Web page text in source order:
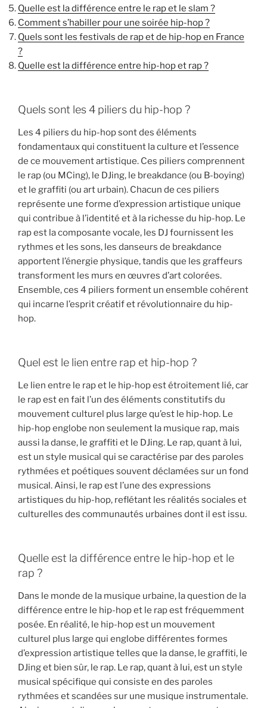
Quelle est la différence entre le rap et le slam ?
Comment s’habiller pour une soirée hip-hop ?
Quels sont les festivals de rap et de hip-hop en France
?
Quelle est la différence entre hip-hop et rap ?
Quels sont les 4 piliers du hip-hop ?
Les 4 piliers du hip-hop sont des éléments
fondamentaux qui constituent la culture et l’essence
de ce mouvement artistique. Ces piliers comprennent
le rap (ou MCing), le DJing, le breakdance (ou B-boying)
et le graffiti (ou art urbain). Chacun de ces piliers
représente une forme d’expression artistique unique
qui contribue à l’identité et à la richesse du hip-hop. Le
rap est la composante vocale, les DJ fournissent les
rythmes et les sons, les danseurs de breakdance
apportent l’énergie physique, tandis que les graffeurs
transforment les murs en œuvres d’art colorées.
Ensemble, ces 4 piliers forment un ensemble cohérent
qui incarne l’esprit créatif et révolutionnaire du hip-
hop.
Quel est le lien entre rap et hip-hop ?
Le lien entre le rap et le hip-hop est étroitement lié, car
le rap est en fait l’un des éléments constitutifs du
mouvement culturel plus large qu’est le hip-hop. Le
hip-hop englobe non seulement la musique rap, mais
aussi la danse, le graffiti et le DJing. Le rap, quant à lui,
est un style musical qui se caractérise par des paroles
rythmées et poétiques souvent déclamées sur un fond
musical. Ainsi, le rap est l’une des expressions
artistiques du hip-hop, reflétant les réalités sociales et
culturelles des communautés urbaines dont il est issu.
Quelle est la différence entre le hip-hop et le
rap ?
Dans le monde de la musique urbaine, la question de la
différence entre le hip-hop et le rap est fréquemment
posée. En réalité, le hip-hop est un mouvement
culturel plus large qui englobe différentes formes
d’expression artistique telles que la danse, le graffiti, le
DJing et bien sûr, le rap. Le rap, quant à lui, est un style
musical spécifique qui consiste en des paroles
rythmées et scandées sur une musique instrumentale.